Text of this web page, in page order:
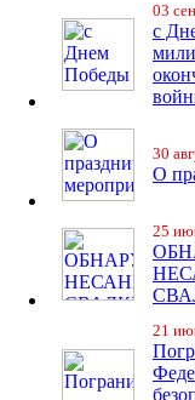
03
с
30
О
25
21